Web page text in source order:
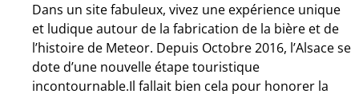
Dans un site fabuleux, vivez une expérience unique
et ludique autour de la fabrication de la bière et de
l’histoire de Meteor. Depuis Octobre 2016, l’Alsace se
dote d’une nouvelle étape touristique
incontournable.Il fallait bien cela pour honorer la